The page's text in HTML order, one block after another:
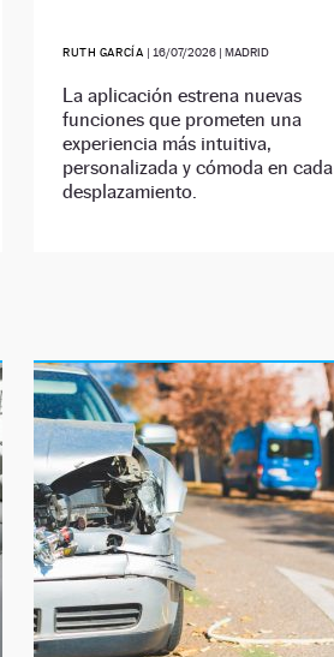
RUTH GARCÍA | 16/07/2026| MADRID
La aplicación estrena nuevas
funciones que prometen una
experiencia más intuitiva,
personalizada y cómoda en cada
desplazamiento.